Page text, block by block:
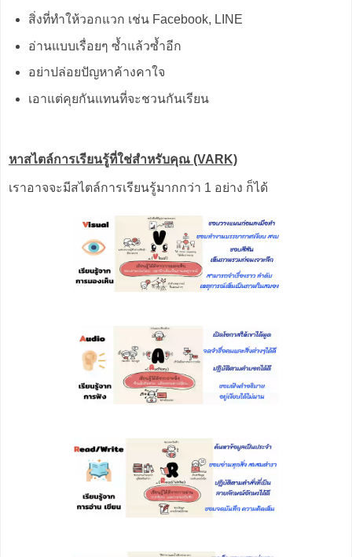
สิ่งที่ทำให้วอกแวก เช่น Facebook, LINE
อ่านแบบเรื่อยๆ ซ้ำแล้วซ้ำอีก
อย่าปล่อยปัญหาค้างคาใจ
เอาแต่คุยกันแทนที่จะชวนกันเรียน
หาสไตล์การเรียนรู้ที่ใช่สำหรับคุณ (VARK)
เราอาจจะมีสไตล์การเรียนรู้มากกว่า 1 อย่าง ก็ได้